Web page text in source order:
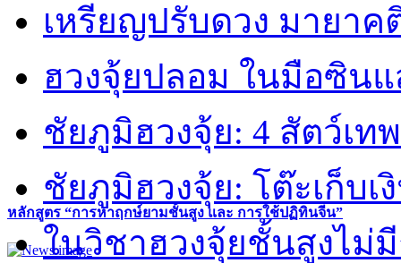
หลักสูตร “การหาฤกษ์ยามชั้นสูง และ การใช้ปฏิทินจีน”
เหรียญปรับดวง มายา
ฮวงจุ้ยปลอม ในมือซิน
ชัยภูมิฮวงจุ้ย: 4 สัตว์เทพ
ชัยภูมิฮวงจุ้ย: โต๊ะเก็บเ
ในวิชาฮวงจุ้ยชั้นสูงไม่